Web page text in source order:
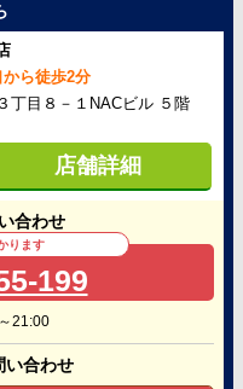
ら徒歩2分
丁目８－１NACビル ５階
店舗詳細
合わせ
ります
199
21:00
い合わせ